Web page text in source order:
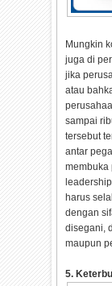
Mungkin
juga di
jika
atau
sampai
tersebut
antar
membuka
harus
dengan
disegani,
maupun
5.